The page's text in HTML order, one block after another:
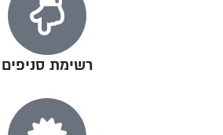
רשימת סניפים